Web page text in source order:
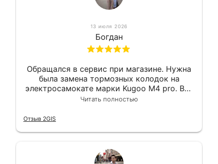
13 июля 2026
Богдан
Обращался в сервис при магазине. Нужна
была замена тормозных колодок на
электросамокате марки Kugoo M4 pro. Всё
сделали в лучшем виде и в максимально
гарантии, поэтому и обратился в этот
Читать полностью
Отзыв 2GIS